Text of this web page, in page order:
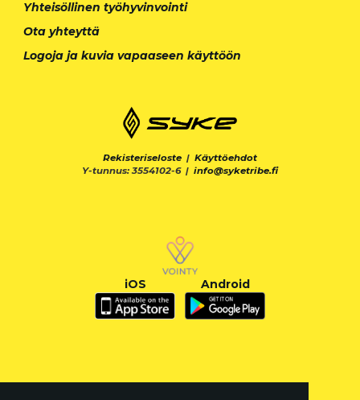
Yhteisöllinen työhyvinvointi
Ota yhteyttä
Logoja ja kuvia vapaaseen käyttöön
Rekisteriseloste | Käyttöehdot
Y-tunnus: 3554102-6 | info@syketribe.fi
iOS Android